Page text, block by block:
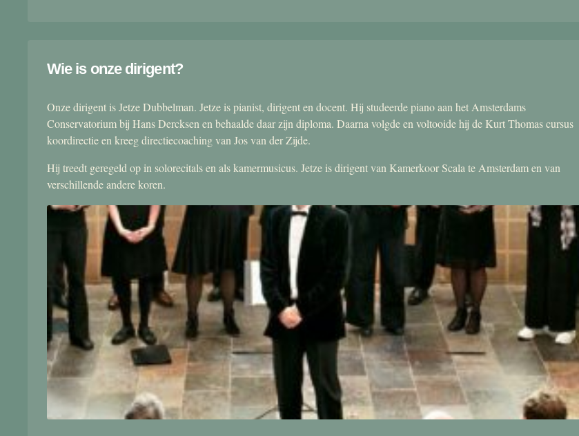
Wie is onze dirigent?
Onze dirigent is Jetze Dubbelman. Jetze is pianist, dirigent en docent. Hij studeerde piano aan het Amsterdams
Conservatorium bij Hans Dercksen en behaalde daar zijn diploma. Daarna volgde en voltooide hij de Kurt Thomas cursus
koordirectie en kreeg directiecoaching van Jos van der Zijde.
Hij treedt geregeld op in solorecitals en als kamermusicus. Jetze is dirigent van Kamerkoor Scala te Amsterdam en van
verschillende andere koren.